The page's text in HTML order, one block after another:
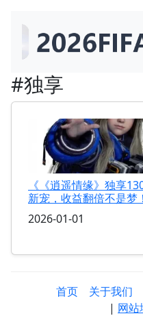
#独享
《《逍遥情缘》独享
新宠，收益翻倍不是梦
2026-01-01
首页 关于我们
| 网站